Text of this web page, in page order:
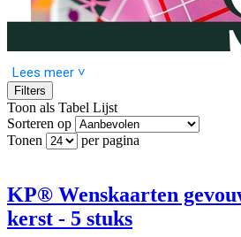
Geef je woorden meer uitstraling met
feestelijke en stijlvolle ontwerpen voor
van felicitaties tot warme wensen en
formaat en de royale schrijfruimte is er
Lees meer ˅
Filters
Toon als Tabel Lijst
Sorteren op
Tonen
per pagina
KP® Wenskaarten
kerst - 5 stuks